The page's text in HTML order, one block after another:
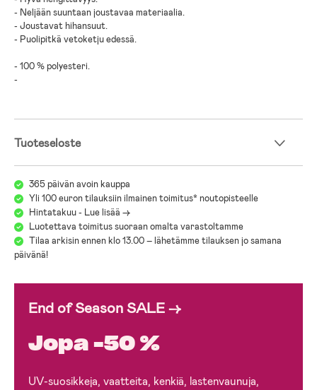
- Neljään suuntaan joustavaa materiaalia.
- Joustavat hihansuut.
- Puolipitkä vetoketju edessä.
- 100 % polyesteri.
-
Tuoteseloste
365 päivän avoin kauppa
Yli 100 euron tilauksiin ilmainen toimitus* noutopisteelle
Hintatakuu - Lue lisää ->
Luotettava toimitus suoraan omalta varastoltamme
Tilaa arkisin ennen klo 13.00 – lähetämme tilauksen jo samana
päivänä!
End of Season SALE →
Jopa -50 %
UV-suosikkeja, vaatteita, kenkiä, lastenvaunuja,